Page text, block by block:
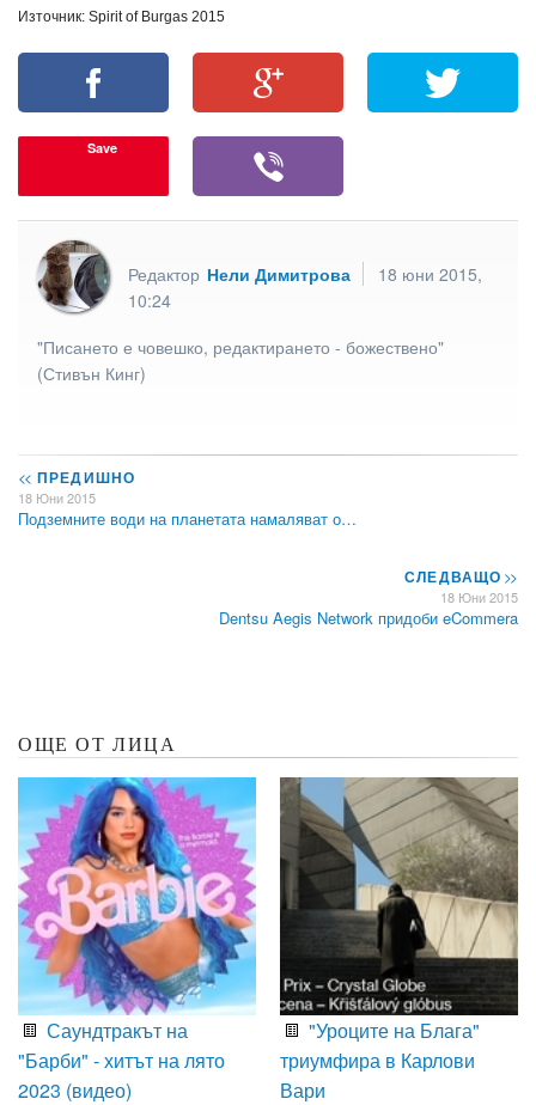
Източник: Spirit of Burgas 2015
Save
Редактор Нели Димитрова
18 юни 2015,
10:24
"Писането е човешко, редактирането - божествено"
(Стивън Кинг)
<< ПРЕДИШНО
18 Юни 2015
Подземните води на планетата намаляват о…
СЛЕДВАЩО>>
18 Юни 2015
Dentsu Aegis Network придоби eCommera
ОЩЕ ОТ ЛИЦА
Саундтракът на
"Барби" - хитът на лято
2023 (видео)
"Уроците на Блага"
триумфира в Карлови
Вари